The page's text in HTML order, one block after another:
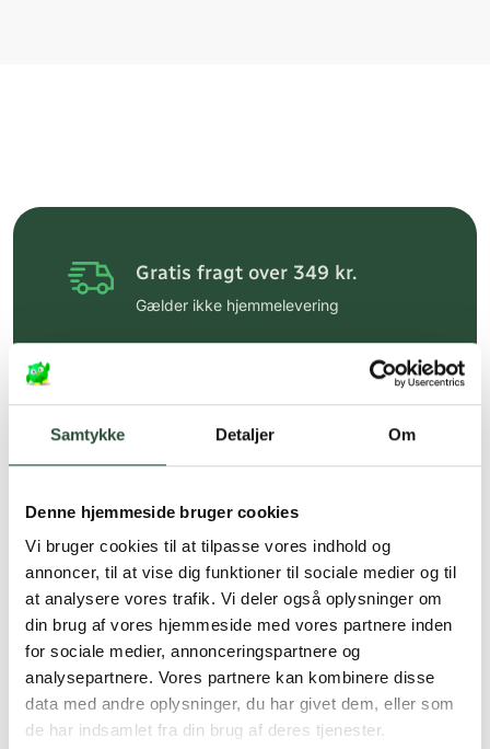
Samtykke Detaljer Om
Denne hjemmeside bruger cookies
Vi bruger cookies til at tilpasse vores indhold og
annoncer, til at vise dig funktioner til sociale medier og til
at analysere vores trafik. Vi deler også oplysninger om
din brug af vores hjemmeside med vores partnere inden
for sociale medier, annonceringspartnere og
analysepartnere. Vores partnere kan kombinere disse
data med andre oplysninger, du har givet dem, eller som
de har indsamlet fra din brug af deres tjenester.
Gratis fragt over 349 kr.
Gælder ikke hjemmelevering
Hurtig levering (30 min. i Kbh)
Faste lave priser*
*Gælder ikke ernæringsprodukter.
Stort udvalg af kendte
produkter
Vi tilbyder et stort udvalg af kendte
cremer, vitaminer og andre spændende
produkter – altid til fast lav pris.